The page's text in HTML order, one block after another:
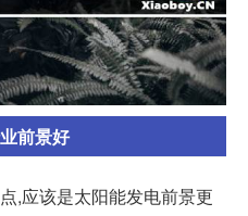
前景好
,应该是太阳能发电前景更